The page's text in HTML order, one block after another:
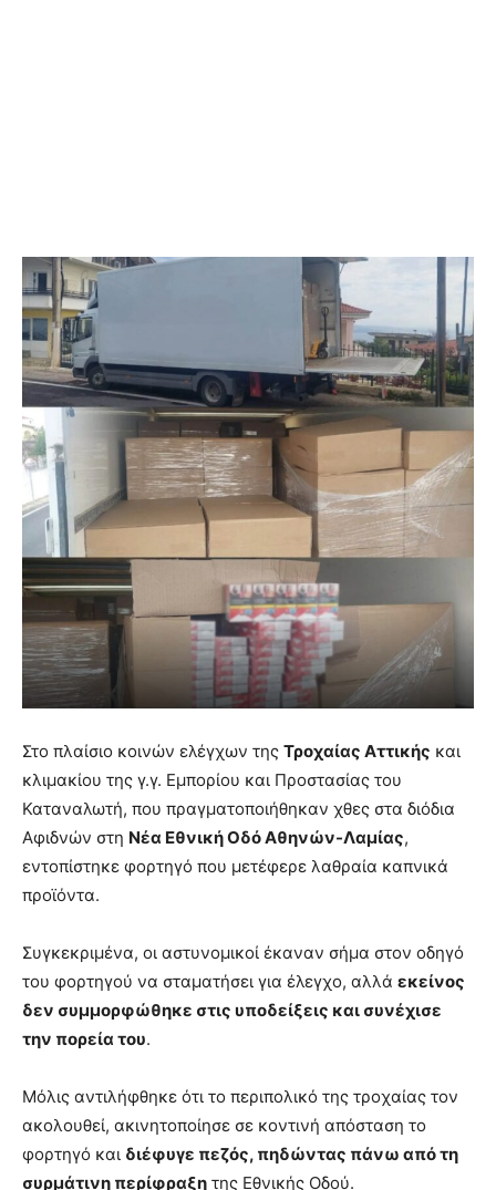
Στο πλαίσιο κοινών ελέγχων της Τροχαίας Αττικής και
κλιμακίου της γ.γ. Εμπορίου και Προστασίας του
Καταναλωτή, που πραγματοποιήθηκαν χθες στα διόδια
Αφιδνών στη Νέα Εθνική Οδό Αθηνών-Λαμίας,
εντοπίστηκε φορτηγό που μετέφερε λαθραία καπνικά
προϊόντα.
Συγκεκριμένα, οι αστυνομικοί έκαναν σήμα στον οδηγό
του φορτηγού να σταματήσει για έλεγχο, αλλά εκείνος
δεν συμμορφώθηκε στις υποδείξεις και συνέχισε
την πορεία του.
Μόλις αντιλήφθηκε ότι το περιπολικό της τροχαίας τον
ακολουθεί, ακινητοποίησε σε κοντινή απόσταση το
φορτηγό και διέφυγε πεζός, πηδώντας πάνω από τη
συρμάτινη περίφραξη της Εθνικής Οδού.